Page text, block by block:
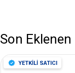
Son
YETKİLİ SATICI